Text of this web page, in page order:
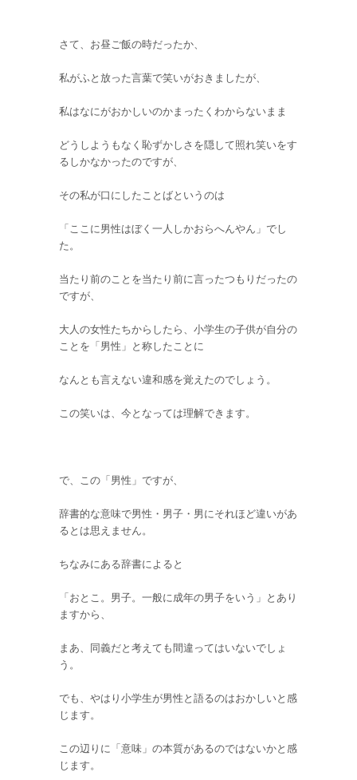
さて、お昼ご飯の時だったか、
私がふと放った言葉で笑いがおきましたが、
私はなにがおかしいのかまったくわからないまま
どうしようもなく恥ずかしさを隠して照れ笑いをす
るしかなかったのですが、
その私が口にしたことばというのは
「ここに男性はぼく一人しかおらへんやん」でし
た。
当たり前のことを当たり前に言ったつもりだったの
ですが、
大人の女性たちからしたら、小学生の子供が自分の
ことを「男性」と称したことに
なんとも言えない違和感を覚えたのでしょう。
この笑いは、今となっては理解できます。
で、この「男性」ですが、
辞書的な意味で男性・男子・男にそれほど違いがあ
るとは思えません。
ちなみにある辞書によると
「おとこ。男子。一般に成年の男子をいう」とあり
ますから、
まあ、同義だと考えても間違ってはいないでしょ
う。
でも、やはり小学生が男性と語るのはおかしいと感
じます。
この辺りに「意味」の本質があるのではないかと感
じます。